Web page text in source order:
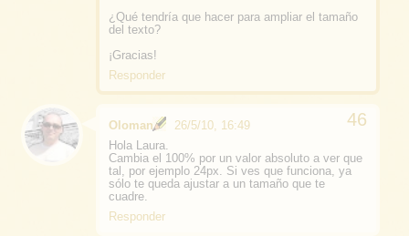
¿Qué tendría que hacer para ampliar el tamaño
del texto?
¡Gracias!
Responder
Oloman
26/5/10, 16:49
Hola Laura.
Cambia el 100% por un valor absoluto a ver que
tal, por ejemplo 24px. Si ves que funciona, ya
sólo te queda ajustar a un tamaño que te
cuadre.
Responder